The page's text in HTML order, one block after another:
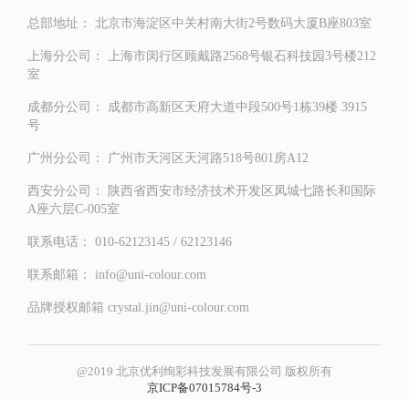
总部地址： 北京市海淀区中关村南大街2号数码大厦B座803室
上海分公司：
上海市闵行区顾戴路2568号银石科技园3号楼212
室
成都分公司：
成都市高新区天府大道中段500号1栋39楼 3915
号
广州分公司： 广州市天河区天河路518号801房A12
西安分公司：
陕西省西安市经济技术开发区凤城七路长和国际
A座六层C-005室
联系电话： 010-62123145 / 62123146
联系邮箱： info@uni-colour.com
品牌授权邮箱 crystal.jin@uni-colour.com
@2019 北京优利绚彩科技发展有限公司 版权所有
京ICP备07015784号-3